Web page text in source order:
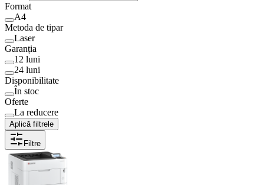
Format
A4
Metoda de tipar
Laser
Garanția
12 luni
24 luni
Disponibilitate
În stoc
Oferte
La reducere
Aplică filtrele
Filtre